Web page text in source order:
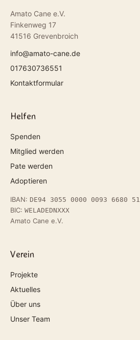
Amato Cane e.V.
Finkenweg 17
41516 Grevenbroich
info@amato-cane.de
017630736551
Kontaktformular
Helfen
Spenden
Mitglied werden
Pate werden
Adoptieren
IBAN: DE94 3055 0000 0093 6680 51
BIC: WELADEDNXXX
Amato Cane e.V.
Verein
Projekte
Aktuelles
Über uns
Unser Team